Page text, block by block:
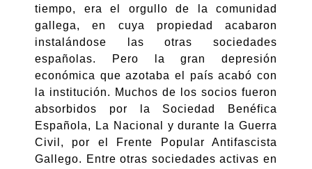
tiempo, era el orgullo de la comunidad
gallega, en cuya propiedad acabaron
instalándose las otras sociedades
españolas. Pero la gran depresión
económica que azotaba el país acabó con
la institución. Muchos de los socios fueron
absorbidos por la Sociedad Benéfica
Española, La Nacional y durante la Guerra
Civil, por el Frente Popular Antifascista
Gallego. Entre otras sociedades activas en